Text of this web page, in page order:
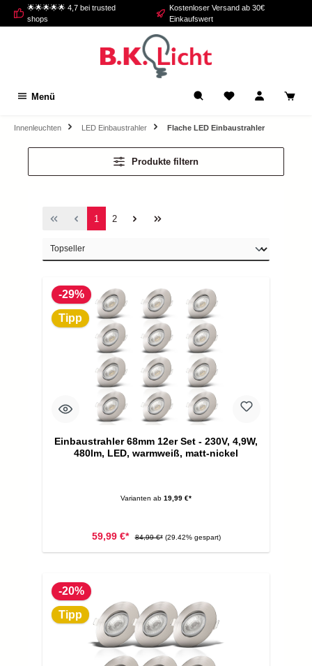
springen
🌟🌟🌟🌟🌟 4,7 bei trusted
shops
Kostenloser Versand ab 30€
Einkaufswert
Menü
Innenleuchten LED Einbaustrahler Flache LED Einbaustrahler
Produkte filtern
1 2
-29%
Tipp
Einbaustrahler 68mm 12er Set - 230V, 4,9W,
480lm, LED, warmweiß, matt-nickel
Varianten ab 19,99 €*
59,99 €* 84,99 €* (29.42% gespart)
-20%
Tipp